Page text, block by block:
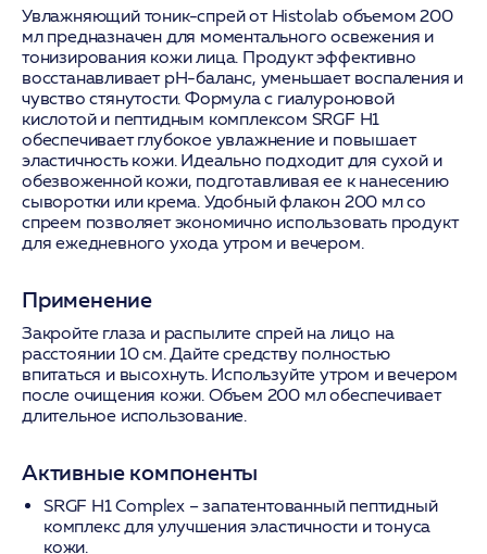
Увлажняющий тоник-спрей от Histolab объемом 200
мл предназначен для моментального освежения и
тонизирования кожи лица. Продукт эффективно
восстанавливает pH-баланс, уменьшает воспаления и
чувство стянутости. Формула с гиалуроновой
кислотой и пептидным комплексом SRGF H1
обеспечивает глубокое увлажнение и повышает
эластичность кожи. Идеально подходит для сухой и
обезвоженной кожи, подготавливая ее к нанесению
сыворотки или крема. Удобный флакон 200 мл со
спреем позволяет экономично использовать продукт
для ежедневного ухода утром и вечером.
Применение
Закройте глаза и распылите спрей на лицо на
расстоянии 10 см. Дайте средству полностью
впитаться и высохнуть. Используйте утром и вечером
после очищения кожи. Объем 200 мл обеспечивает
длительное использование.
Активные компоненты
SRGF H1 Complex – запатентованный пептидный
комплекс для улучшения эластичности и тонуса
кожи.